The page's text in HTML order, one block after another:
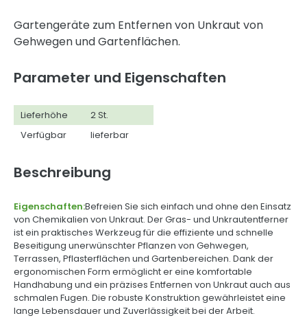
Gartengeräte zum Entfernen von Unkraut von
Gehwegen und Gartenflächen.
Parameter und Eigenschaften
Lieferhöhe
2 St.
Verfügbar
lieferbar
Beschreibung
Eigenschaften:Befreien Sie sich einfach und ohne den Einsatz
von Chemikalien von Unkraut. Der Gras- und Unkrautentferner
ist ein praktisches Werkzeug für die effiziente und schnelle
Beseitigung unerwünschter Pflanzen von Gehwegen,
Terrassen, Pflasterflächen und Gartenbereichen. Dank der
ergonomischen Form ermöglicht er eine komfortable
Handhabung und ein präzises Entfernen von Unkraut auch aus
schmalen Fugen. Die robuste Konstruktion gewährleistet eine
lange Lebensdauer und Zuverlässigkeit bei der Arbeit.